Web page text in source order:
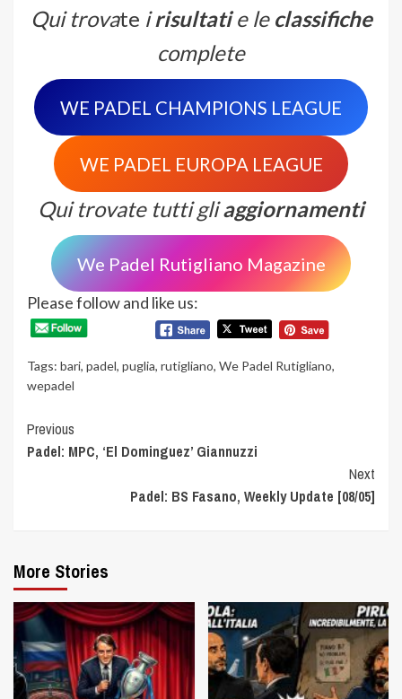
Qui trovate irisultatie le classifiche
complete
WE PADEL CHAMPIONS LEAGUE
WE PADEL EUROPA LEAGUE
Qui trovate tutti gliaggiornamenti
We Padel Rutigliano Magazine
Please follow and like us:
Tags: bari, padel, puglia, rutigliano, We Padel Rutigliano,
wepadel
Continue
Reading
Previous
Padel: MPC, ‘El Dominguez’ Giannuzzi
Next
Padel: BS Fasano, Weekly Update [08/05]
More Stories